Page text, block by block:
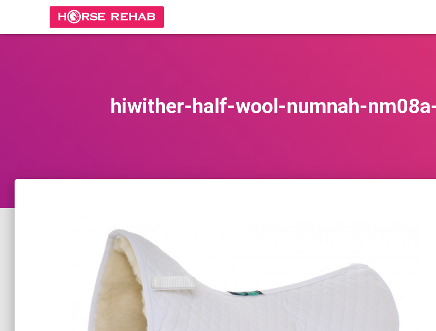
hiwither-half-wool-numnah-